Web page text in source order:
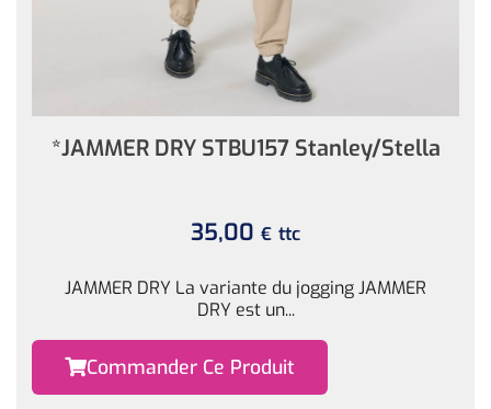
*JAMMER DRY STBU157 Stanley/Stella
35,00 € ttc
JAMMER DRY La variante du jogging JAMMER
DRY est un...
Commander Ce Produit